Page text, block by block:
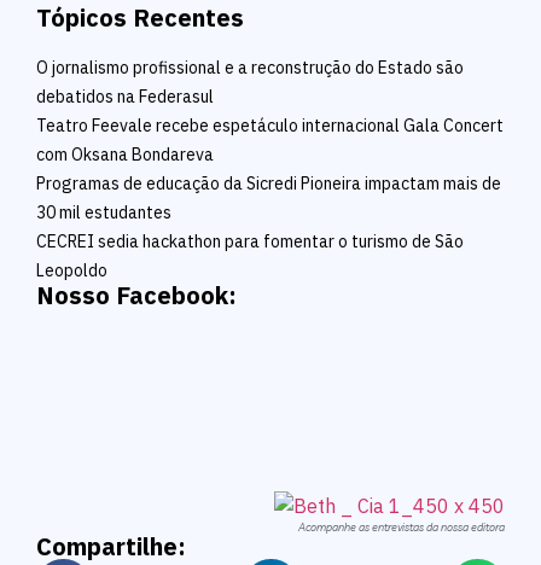
Tópicos Recentes
O jornalismo profissional e a reconstrução do Estado são
debatidos na Federasul
Teatro Feevale recebe espetáculo internacional Gala Concert
com Oksana Bondareva
Programas de educação da Sicredi Pioneira impactam mais de
30 mil estudantes
CECREI sedia hackathon para fomentar o turismo de São
Leopoldo
Nosso Facebook:
Acompanhe as entrevistas da nossa editora
Compartilhe: